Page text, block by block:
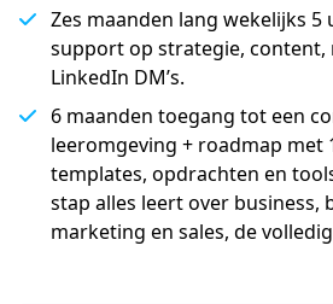
Zes maanden lang wekelijks 5
support op strategie, content,
LinkedIn DM’s.
6 maanden toegang tot een
leeromgeving + roadmap met
templates, opdrachten en
stap alles leert over business,
marketing en sales, de